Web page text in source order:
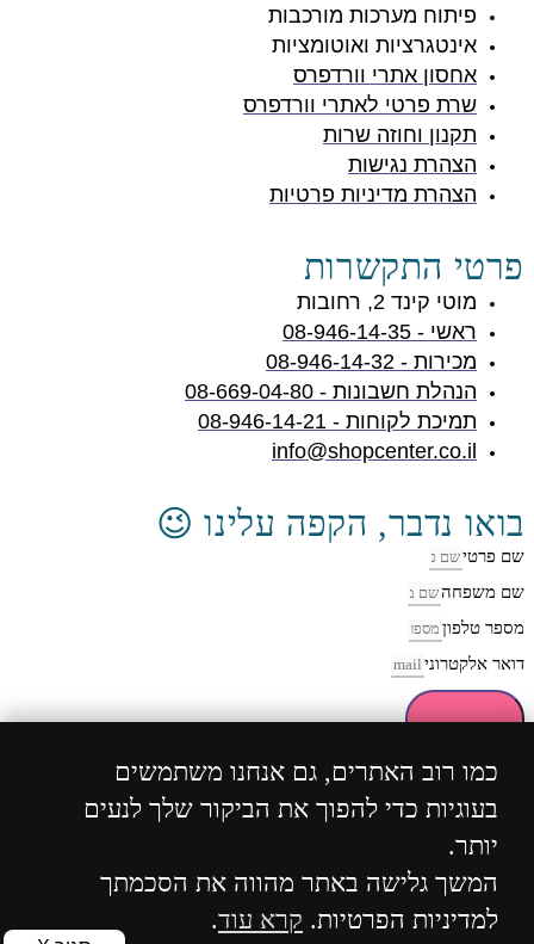
כמו רוב האתרים, גם אנחנו משתמשים
בעוגיות כדי להפוך את הביקור שלך לנעים
יותר.
המשך גלישה באתר מהווה את הסכמתך
למדיניות הפרטיות. קרא עוד.
פיתוח מערכות מורכבות
אינטגרציות ואוטומציות
אחסון אתרי וורדפרס
שרת פרטי לאתרי וורדפרס
תקנון וחוזה שרות
הצהרת נגישות
הצהרת מדיניות פרטיות
פרטי התקשרות
מוטי קינד 2, רחובות
ראשי - 08-946-14-35
מכירות - 08-946-14-32
הנהלת חשבונות - 08-669-04-80
תמיכת לקוחות - 08-946-14-21
info@shopcenter.co.il
בואו נדבר, הקפה עלינו 😉
שם פרטי
שם משפחה
מספר טלפון
דואר אלקטרוני
כל הזכויות שמורות 2004 - 2024 © ShopCenter
WhatsApp